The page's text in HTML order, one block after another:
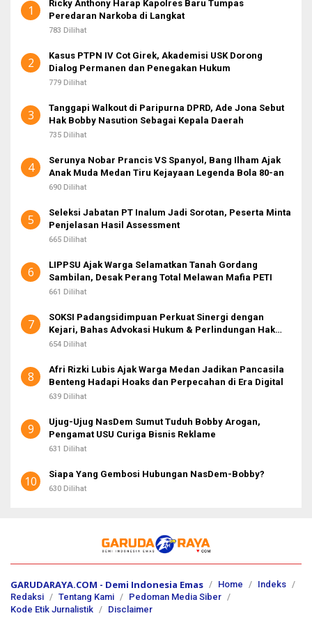
u
k
1
Ricky Anthony Harap Kapolres Baru Tumpas
Peredaran Narkoba di Langkat
783 Dilihat
2
Kasus PTPN IV Cot Girek, Akademisi USK Dorong
Dialog Permanen dan Penegakan Hukum
779 Dilihat
3
Tanggapi Walkout di Paripurna DPRD, Ade Jona Sebut
Hak Bobby Nasution Sebagai Kepala Daerah
735 Dilihat
4
Serunya Nobar Prancis VS Spanyol, Bang Ilham Ajak
Anak Muda Medan Tiru Kejayaan Legenda Bola 80-an
690 Dilihat
5
Seleksi Jabatan PT Inalum Jadi Sorotan, Peserta Minta
Penjelasan Hasil Assessment
665 Dilihat
6
LIPPSU Ajak Warga Selamatkan Tanah Gordang
Sambilan, Desak Perang Total Melawan Mafia PETI
661 Dilihat
7
SOKSI Padangsidimpuan Perkuat Sinergi dengan
Kejari, Bahas Advokasi Hukum & Perlindungan Hak
Masyarakat
654 Dilihat
8
Afri Rizki Lubis Ajak Warga Medan Jadikan Pancasila
Benteng Hadapi Hoaks dan Perpecahan di Era Digital
639 Dilihat
9
Ujug-Ujug NasDem Sumut Tuduh Bobby Arogan,
Pengamat USU Curiga Bisnis Reklame
631 Dilihat
10 Siapa Yang Gembosi Hubungan NasDem-Bobby?
630 Dilihat
GARUDARAYA.COM - Demi Indonesia Emas Home
Indeks
Redaksi
Tentang Kami
Pedoman Media Siber
Kode Etik Jurnalistik
Disclaimer